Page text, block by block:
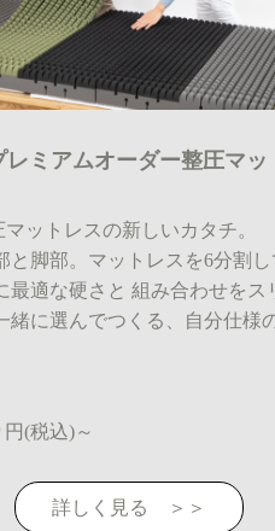
レミアムオーダー整圧マッ
マットレスの新しいカタチ。
と脚部。マットレスを6分割し
最適な硬さと 組み合わせをス
緒に選んでつくる、自分仕様
円(税込)～
詳しく見る ＞＞